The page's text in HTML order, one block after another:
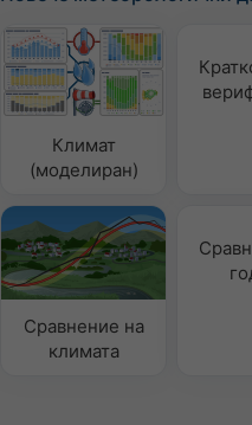
Климат
(моделиран)
Сравнение на
климата